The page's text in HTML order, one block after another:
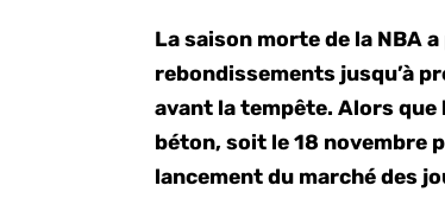
La saison morte de la NBA
rebondissements jusqu’à
avant la tempête. Alors que
béton, soit le 18 novembre
lancement du marché des